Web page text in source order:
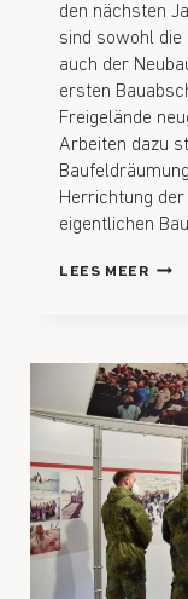
den nächsten
sind sowohl die
auch der
ersten
Freigelände
Arbeiten dazu
Herrichtung
eigentlichen
LEES MEER